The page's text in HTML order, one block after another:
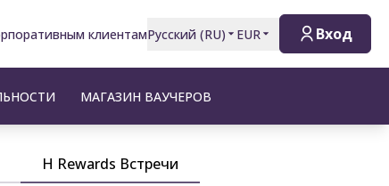
клиентамРусский (RU) EUR Вход
МАГАЗИН ВАУЧЕРОВ
H Rewards Встречи